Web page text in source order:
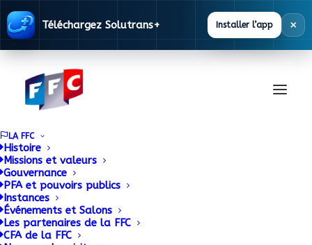
Téléchargez Solutrans+ Installer l’app ×
LA FFC
Histoire
Missions et valeurs
Gouvernance
PFA et pouvoirs publics
Instances
Événements et Salons
Les partenaires de la FFC
CFA de la FFC
Documentation
La FFC met à disposition des ses adhérents